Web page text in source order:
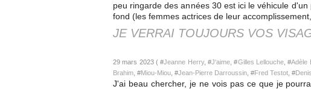
peu ringarde des années 30 est ici le véhicule
fond (les femmes actrices de leur
JE VERRAI TOUJOURS VOS
29 mars 2023 ( #Jeanne Herry, #J'aime , #Gilles Lellouche, #Adèle
Brahim , #Miou-Miou , #Jean-Pierre Darroussin , #Fred Testot , #
J'ai beau chercher, je ne vois pas ce que je